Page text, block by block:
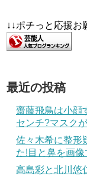
↓↓ポチっと応援お
最近の投稿
齋藤飛鳥は小顔
センチ?マスク
佐々木希に整形
た!目と鼻を画像
高島彩と北川悠